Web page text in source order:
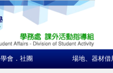
學會．社團 場地、器材借